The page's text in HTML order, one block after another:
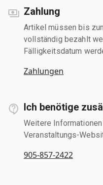
Zahlung
Artikel müssen bis
vollständig bezahlt
Fälligkeitsdatum
Zahlungen
Ich benötige
Weitere
Veranstaltungs-
905-857-2422